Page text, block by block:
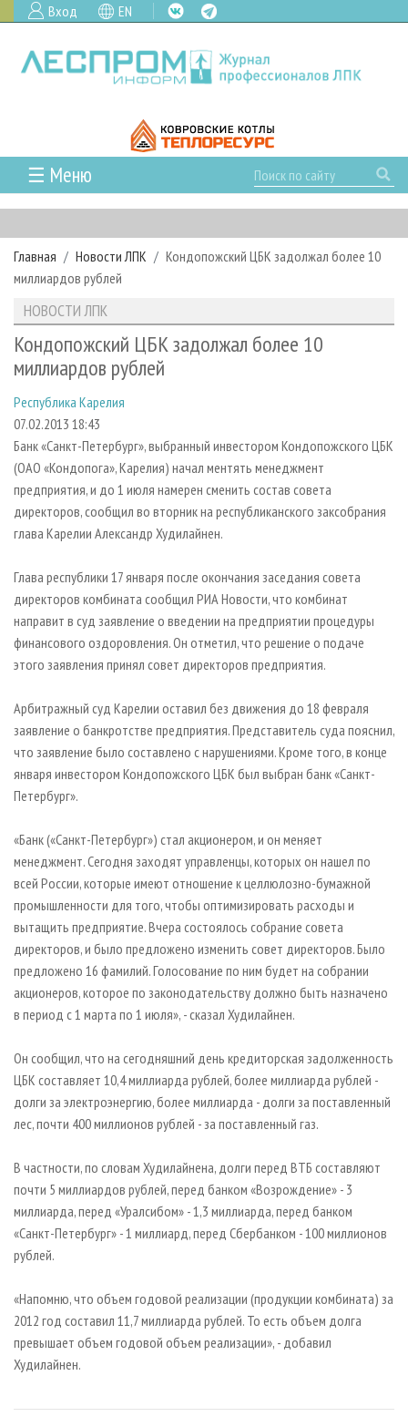
Вход EN
☰ Меню
ГЛАВНАЯ
РУБРИКИ И ТЕМЫ
РУБРИКИ ЖУРНАЛА
ЛЕСОЗАГОТОВКА
ЛЕСОПИЛЕНИЕ
СУШКА ДРЕВЕСИНЫ
ПРОИЗВОДСТВО ДРЕВЕСНЫХ ПЛИТ
ДЕРЕВЯННОЕ ДОМОСТРОЕНИЕ
ПРОИЗВОДСТВО МЕБЕЛИ
БИОЭНЕРГЕТИКА
ЦБП
ИНСТРУМЕНТ И МАТЕРИАЛЫ
НОВОСТИ
НОВОСТИ ЛПК
НОВОСТИ ЖУРНАЛА
ПРОЕКТЫ ЛПИ
АНАЛИТИКА
ПРЕДПРИЯТИЯ ЛПК
ПЕРСОНЫ
МОБИЛЬНЫЕ ВЫСТАВКИ
ОФИЦИАЛЬНЫЕ ДЕЛЕГАЦИИ
ПРИОРИТЕТНЫЕ ИНВЕСТПРОЕКТЫ
RUSSIAN FORESTRY REVIEW
ГАЗЕТА ЛЕСПРОМФОРУМ
БИБЛИОТЕКА СПЕЦИАЛИСТА
АРХИВ ЖУРНАЛОВ
СТАТЬИ
О ЖУРНАЛЕ
ПОДПИСКА
КОНТАКТЫ
РЕКЛАМОДАТЕЛЯМ
РЕКЛАМА
РЕКЛАМА НА САЙТЕ
Главная Новости ЛПК
Кондопожский ЦБК задолжал более 10
миллиардов рублей
НОВОСТИ ЛПК
Кондопожский ЦБК задолжал более 10
миллиардов рублей
Республика Карелия
07.02.2013 18:43
Банк «Санкт-Петербург», выбранный инвестором Кондопожского ЦБК
(ОАО «Кондопога», Карелия) начал ментять менеджмент
предприятия, и до 1 июля намерен сменить состав совета
директоров, сообщил во вторник на республиканского заксобрания
глава Карелии Александр Худилайнен.
Глава республики 17 января после окончания заседания совета
директоров комбината сообщил РИА Новости, что комбинат
направит в суд заявление о введении на предприятии процедуры
финансового оздоровления. Он отметил, что решение о подаче
этого заявления принял совет директоров предприятия.
Арбитражный суд Карелии оставил без движения до 18 февраля
заявление о банкротстве предприятия. Представитель суда пояснил,
что заявление было составлено с нарушениями. Кроме того, в конце
января инвестором Кондопожского ЦБК был выбран банк «Санкт-
Петербург».
«Банк («Санкт-Петербург») стал акционером, и он меняет
менеджмент. Сегодня заходят управленцы, которых он нашел по
всей России, которые имеют отношение к целлюлозно-бумажной
промышленности для того, чтобы оптимизировать расходы и
вытащить предприятие. Вчера состоялось собрание совета
директоров, и было предложено изменить совет директоров. Было
предложено 16 фамилий. Голосование по ним будет на собрании
акционеров, которое по законодательству должно быть назначено
в период с 1 марта по 1 июля», - сказал Худилайнен.
Он сообщил, что на сегодняшний день кредиторская задолженность
ЦБК составляет 10,4 миллиарда рублей, более миллиарда рублей -
долги за электроэнергию, более миллиарда - долги за поставленный
лес, почти 400 миллионов рублей - за поставленный газ.
В частности, по словам Худилайнена, долги перед ВТБ составляют
почти 5 миллиардов рублей, перед банком «Возрождение» - 3
миллиарда, перед «Уралсибом» - 1,3 миллиарда, перед банком
«Санкт-Петербург» - 1 миллиард, перед Сбербанком - 100 миллионов
рублей.
«Напомню, что объем годовой реализации (продукции комбината) за
2012 год составил 11,7 миллиарда рублей. То есть объем долга
превышает объем годовой объем реализации», - добавил
Худилайнен.